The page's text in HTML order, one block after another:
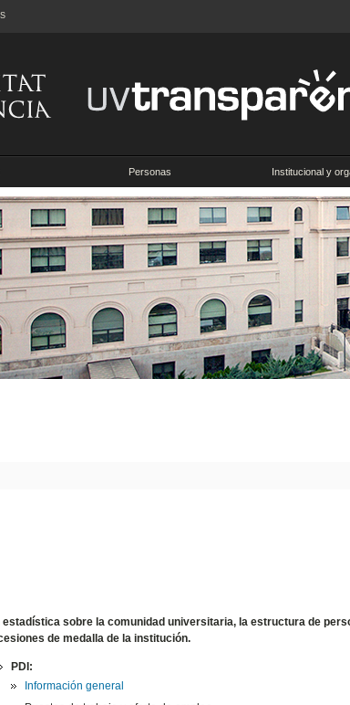
Personas Institucional y
sobre la comunidad universitaria, la estructura de
de medalla de la institución.
PDI:
Información general